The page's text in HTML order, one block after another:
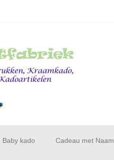
Baby kado Cadeau met Naam